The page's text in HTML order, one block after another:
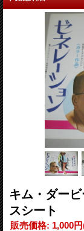
キム・ダー
スシート
販売価格: 1,000円